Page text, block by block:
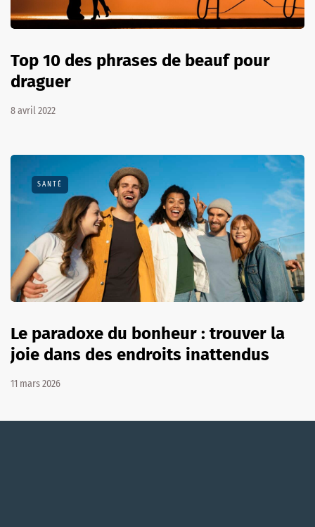
Top 10 des phrases de beauf pour
draguer
8 avril 2022
SANTÉ
Le paradoxe du bonheur : trouver la
joie dans des endroits inattendus
11 mars 2026